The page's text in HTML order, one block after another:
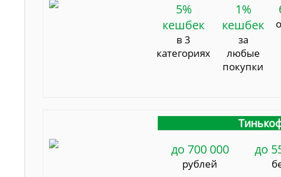
5%
кешбек
в 3
категориях
1%
кешбек
за
любые
покупки
до 700 000
рублей
до